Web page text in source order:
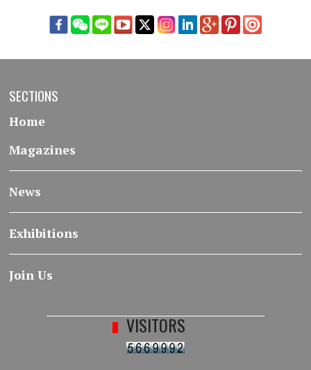
SECTIONS
Home
Magazines
News
Exhibitions
Join Us
VISITORS